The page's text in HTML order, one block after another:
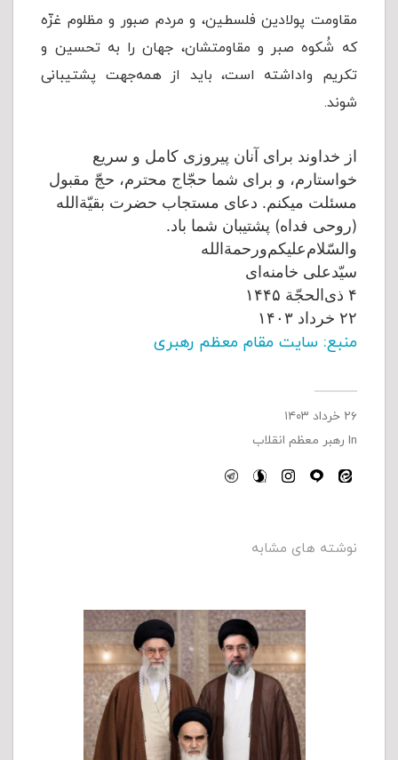
مقاومت پولادین فلسطین، و مردم صبور و مظلوم غزّه
که شُکوه صبر و مقاومتشان، جهان را به تحسین و
تکریم واداشته است، باید از همه‌جهت پشتیبانی
شوند.
از خداوند برای آنان پیروزی کامل و سریع
خواستارم، و برای شما حجّاج محترم، حجّ مقبول
مسئلت میکنم. دعای مستجاب حضرت بقیّة‌الله
(روحی فداه) پشتیبان شما باد.
والسّلام‌علیکم‌ورحمة‌الله
سیّدعلی خامنه‌ای
۴ ذی‌الحجّة ۱۴۴۵
۲۲ خرداد ۱۴۰۳
منبع: سایت مقام معظم رهبری
۲۶ خرداد ۱۴۰۳
In رهبر معظم انقلاب
نوشته های مشابه